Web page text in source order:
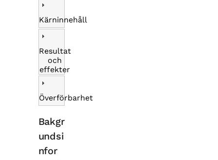
Kärninnehåll
Resultat
och
effekter
Överförbarhet
Bakgr
undsi
nfor